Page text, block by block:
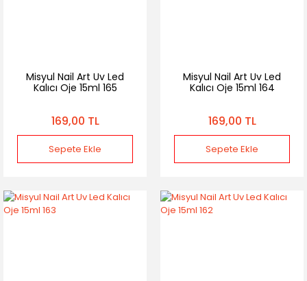
Misyul Nail Art Uv Led
Kalıcı Oje 15ml 165
169,00 TL
Sepete Ekle
Misyul Nail Art Uv Led
Kalıcı Oje 15ml 164
169,00 TL
Sepete Ekle